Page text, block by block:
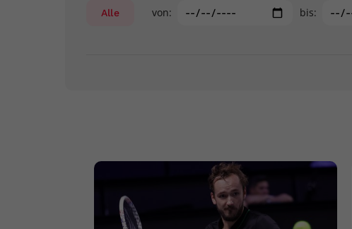
Alle von: bis: